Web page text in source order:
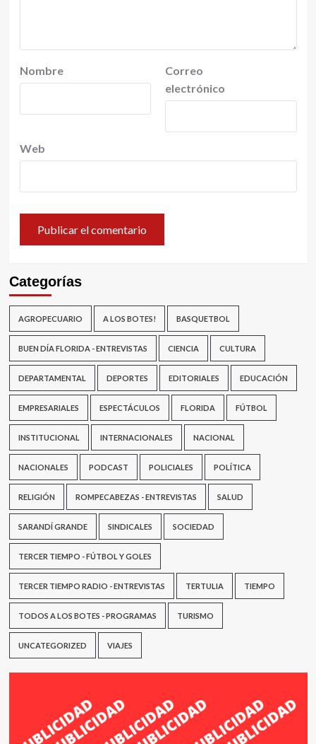
Nombre
Correo
electrónico
Web
Categorías
AGROPECUARIO A LOS BOTES! BASQUETBOL
BUEN DÍA FLORIDA - ENTREVISTAS CIENCIA CULTURA
DEPARTAMENTAL DEPORTES EDITORIALES EDUCACIÓN
EMPRESARIALES ESPECTÁCULOS FLORIDA FÚTBOL
INSTITUCIONAL INTERNACIONALES NACIONAL
NACIONALES PODCAST POLICIALES POLÍTICA
RELIGIÓN ROMPECABEZAS - ENTREVISTAS SALUD
SARANDÍ GRANDE SINDICALES SOCIEDAD
TERCER TIEMPO - FÚTBOL Y GOLES
TERCER TIEMPO RADIO - ENTREVISTAS TERTULIA TIEMPO
TODOS A LOS BOTES - PROGRAMAS TURISMO
UNCATEGORIZED VIAJES